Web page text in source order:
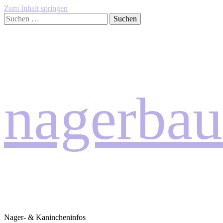
Zum Inhalt springen
Suchen
nach:
Nager- & Kanincheninfos